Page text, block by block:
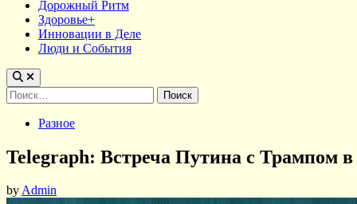
Дорожный Ритм
Здоровье+
Инновации в Деле
Люди и События
Найти:
PostedРазное
Telegraph: Встреча Путина с Трампом
byAdmin